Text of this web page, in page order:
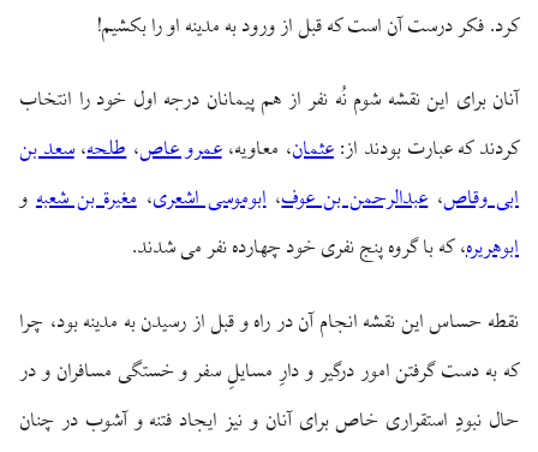
كرد. فكر درست آن است كه قبل از ورود به مدينه او را بكشيم!
آنان براى اين نقشه شوم نُه نفر از هم پيمانان درجه اول خود را انتخاب
كردند كه عبارت بودند از:عثمان، معاویه،عمرو عاص،طلحه،سعد بن
ابی‏ وقاص،عبدالرحمن بن عوف،ابوموسی اشعری،مغیرة بن شعبهو
ابوهریره، كه با گروه پنج نفرى خود چهارده نفر مى‏ شدند.
نقطه حساس اين نقشه انجام آن در راه و قبل از رسيدن به مدينه بود، چرا
كه به دست گرفتن امور درگير و دارِ مسايلِ سفر و خستگى مسافران و در
حال نبودِ استقرارى خاص براى آنان و نيز ايجاد فتنه و آشوب در چنان